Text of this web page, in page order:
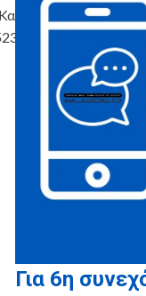
Γιάννενα,
Για 6η